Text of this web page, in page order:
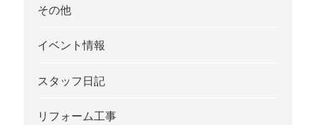
その他
イベント情報
スタッフ日記
リフォーム工事